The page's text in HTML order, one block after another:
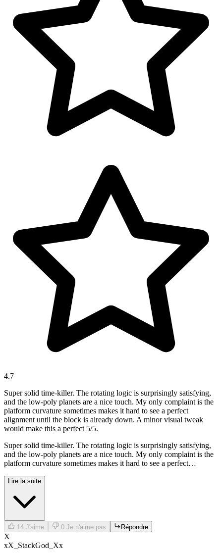
4.7
Super solid time-killer. The rotating logic is surprisingly satisfying,
and the low-poly planets are a nice touch. My only complaint is the
platform curvature sometimes makes it hard to see a perfect
alignment until the block is already down. A minor visual tweak
would make this a perfect 5/5.
Super solid time-killer. The rotating logic is surprisingly satisfying,
and the low-poly planets are a nice touch. My only complaint is the
platform curvature sometimes makes it hard to see a perfect
would make this a perfect 5/5.
Lire la suite
14 J'aime 0 Je n'aime pas Répondre
X
xX_StackGod_Xx